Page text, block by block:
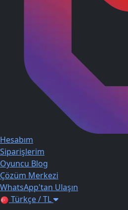
Hesabım
Siparişlerim
Oyuncu Blog
Çözüm Merkezi
WhatsApp'tan Ulaşın
Türkçe / TL